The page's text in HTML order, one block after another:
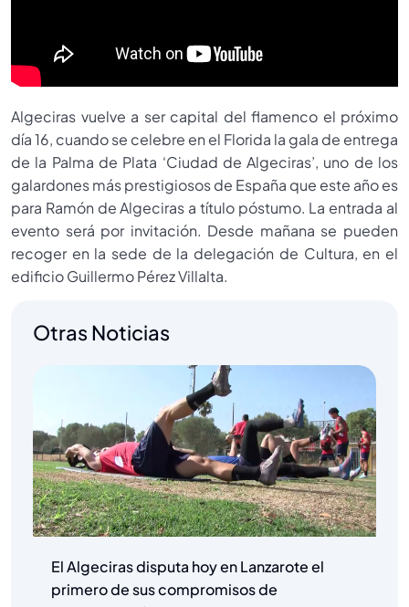
Algeciras vuelve a ser capital del flamenco el próximo
día 16, cuando se celebre en el Florida la gala de entrega
de la Palma de Plata ‘Ciudad de Algeciras’, uno de los
galardones más prestigiosos de España que este año es
para Ramón de Algeciras a título póstumo. La entrada al
evento será por invitación. Desde mañana se pueden
recoger en la sede de la delegación de Cultura, en el
edificio Guillermo Pérez Villalta.
Otras Noticias
El Algeciras disputa hoy en Lanzarote el
primero de sus compromisos de